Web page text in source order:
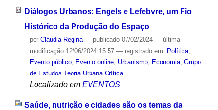
Diálogos Urbanos: Engels e Lefebvre, um Fio
Histórico da Produção do Espaço
por Cláudia Regina — publicado07/02/2024 — última
modificação12/06/2024 15:57 — registrado em: Política,
Evento público, Evento online, Urbanismo, Economia, Grupo
de Estudos Teoria Urbana Crítica
Localizado em EVENTOS
Saúde, nutrição e cidades são os temas da